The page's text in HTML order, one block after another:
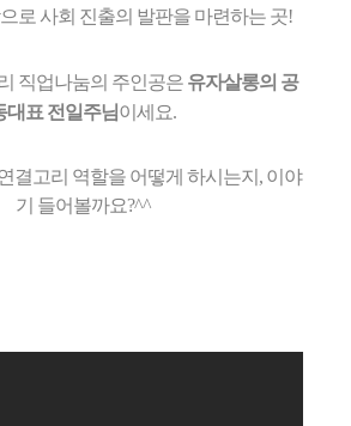
로 사회 진출의 발판을 마련하는 곳!
직업나눔의 주인공은 유자살롱의 공
대표 전일주님이세요.
결고리 역할을 어떻게 하시는지, 이야
기 들어볼까요?^^